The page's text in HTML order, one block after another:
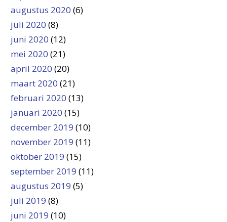
augustus 2020 (6)
juli 2020 (8)
juni 2020 (12)
mei 2020 (21)
april 2020 (20)
maart 2020 (21)
februari 2020 (13)
januari 2020 (15)
december 2019 (10)
november 2019 (11)
oktober 2019 (15)
september 2019 (11)
augustus 2019 (5)
juli 2019 (8)
juni 2019 (10)